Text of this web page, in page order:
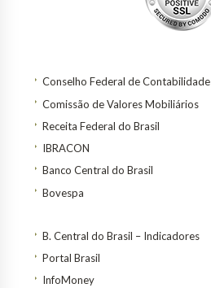
Conselho Federal de Contabilidade
Comissão de Valores Mobiliários
Receita Federal do Brasil
IBRACON
Banco Central do Brasil
Bovespa
B. Central do Brasil – Indicadores
Portal Brasil
InfoMoney